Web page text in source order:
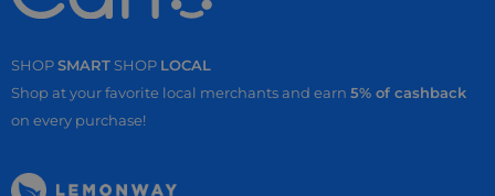
SHOPSMART SHOP LOCAL
Shop at your favorite local merchants and earn 5% of cashback
on every purchase!